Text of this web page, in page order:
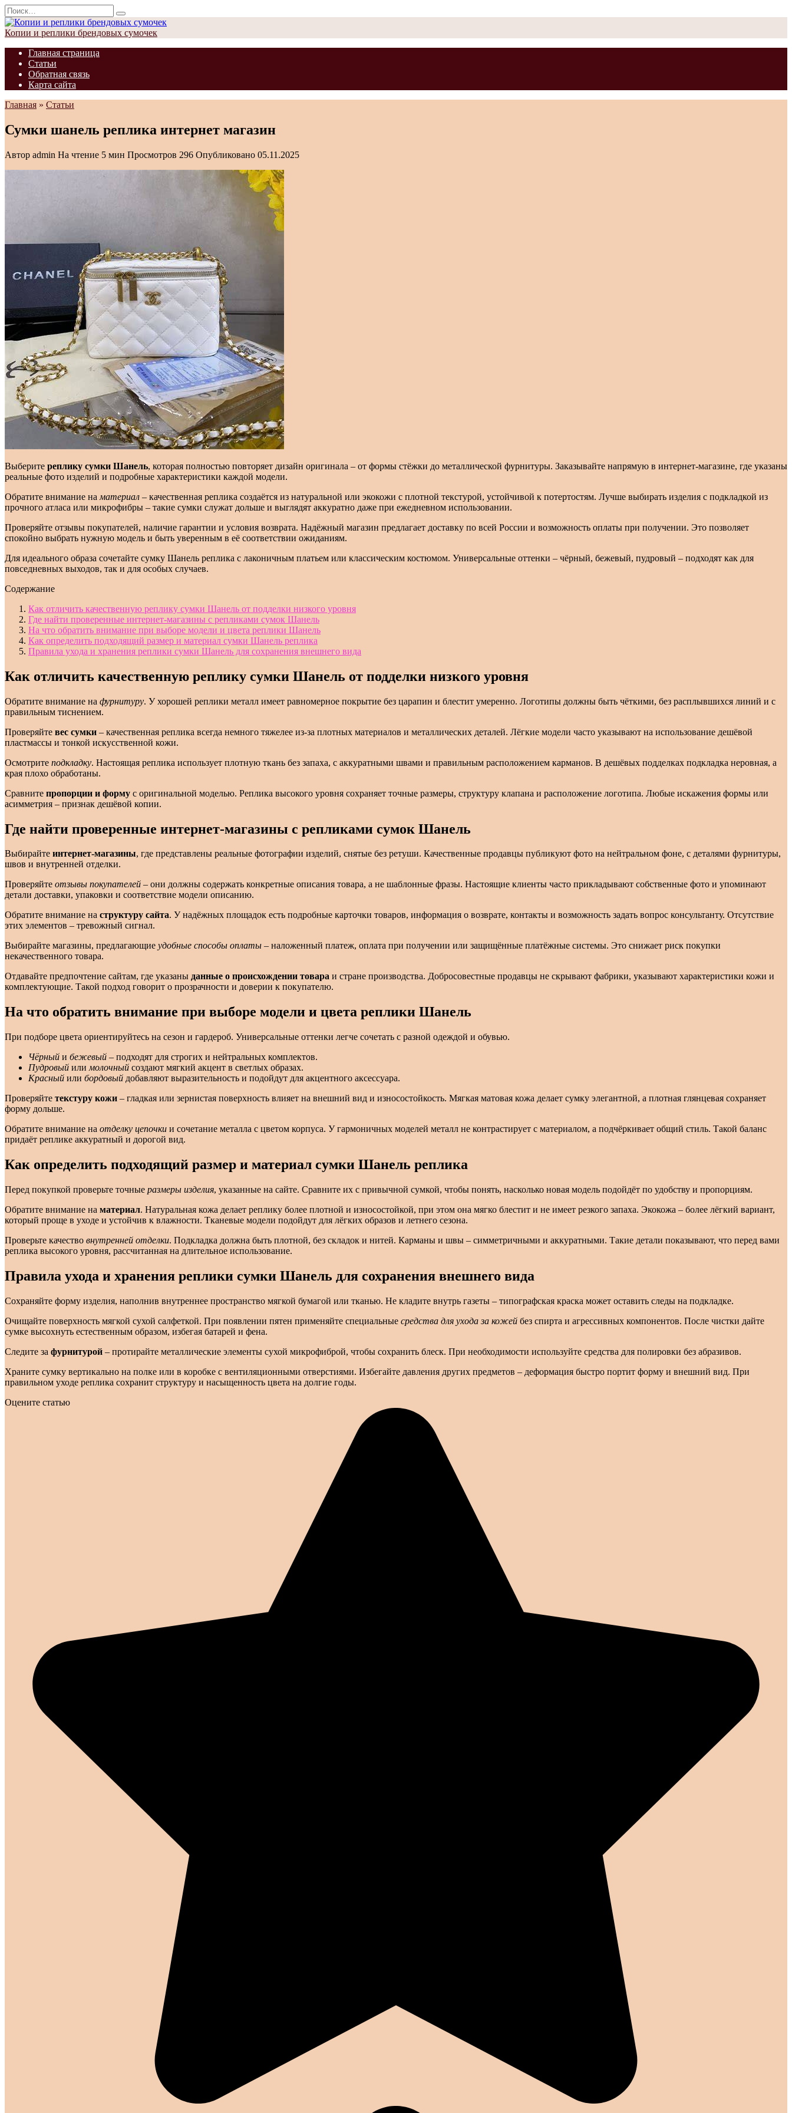
Перейти
к
содержанию
Search
for:
Копии и реплики брендовых сумочек
Главная страница
Статьи
Обратная связь
Карта сайта
Главная » Статьи
Сумки шанель реплика интернет магазин
Автор admin На чтение 5 мин Просмотров 296 Опубликовано 05.11.2025
Выберите реплику сумки Шанель, которая полностью повторяет дизайн оригинала – от формы стёжки до металлической фурнитуры. Заказывайте напрямую в интернет-магазине, где указаны
реальные фото изделий и подробные характеристики каждой модели.
Обратите внимание на материал – качественная реплика создаётся из натуральной или экокожи с плотной текстурой, устойчивой к потертостям. Лучше выбирать изделия с подкладкой из
прочного атласа или микрофибры – такие сумки служат дольше и выглядят аккуратно даже при ежедневном использовании.
Проверяйте отзывы покупателей, наличие гарантии и условия возврата. Надёжный магазин предлагает доставку по всей России и возможность оплаты при получении. Это позволяет
спокойно выбрать нужную модель и быть уверенным в её соответствии ожиданиям.
Для идеального образа сочетайте сумку Шанель реплика с лаконичным платьем или классическим костюмом. Универсальные оттенки – чёрный, бежевый, пудровый – подходят как для
повседневных выходов, так и для особых случаев.
Содержание
Как отличить качественную реплику сумки Шанель от подделки низкого уровня
Где найти проверенные интернет-магазины с репликами сумок Шанель
На что обратить внимание при выборе модели и цвета реплики Шанель
Как определить подходящий размер и материал сумки Шанель реплика
Правила ухода и хранения реплики сумки Шанель для сохранения внешнего вида
Как отличить качественную реплику сумки Шанель от подделки низкого уровня
Обратите внимание на фурнитуру. У хорошей реплики металл имеет равномерное покрытие без царапин и блестит умеренно. Логотипы должны быть чёткими, без расплывшихся линий и с
правильным тиснением.
Проверяйте вес сумки – качественная реплика всегда немного тяжелее из-за плотных материалов и металлических деталей. Лёгкие модели часто указывают на использование дешёвой
пластмассы и тонкой искусственной кожи.
Осмотрите подкладку. Настоящая реплика использует плотную ткань без запаха, с аккуратными швами и правильным расположением карманов. В дешёвых подделках подкладка неровная, а
края плохо обработаны.
Сравните пропорции и форму с оригинальной моделью. Реплика высокого уровня сохраняет точные размеры, структуру клапана и расположение логотипа. Любые искажения формы или
асимметрия – признак дешёвой копии.
Где найти проверенные интернет-магазины с репликами сумок Шанель
Выбирайте интернет-магазины, где представлены реальные фотографии изделий, снятые без ретуши. Качественные продавцы публикуют фото на нейтральном фоне, с деталями фурнитуры,
швов и внутренней отделки.
Проверяйте отзывы покупателей – они должны содержать конкретные описания товара, а не шаблонные фразы. Настоящие клиенты часто прикладывают собственные фото и упоминают
детали доставки, упаковки и соответствие модели описанию.
Обратите внимание на структуру сайта. У надёжных площадок есть подробные карточки товаров, информация о возврате, контакты и возможность задать вопрос консультанту. Отсутствие
этих элементов – тревожный сигнал.
Выбирайте магазины, предлагающие удобные способы оплаты – наложенный платеж, оплата при получении или защищённые платёжные системы. Это снижает риск покупки
некачественного товара.
Отдавайте предпочтение сайтам, где указаны данные о происхождении товара и стране производства. Добросовестные продавцы не скрывают фабрики, указывают характеристики кожи и
комплектующие. Такой подход говорит о прозрачности и доверии к покупателю.
На что обратить внимание при выборе модели и цвета реплики Шанель
При подборе цвета ориентируйтесь на сезон и гардероб. Универсальные оттенки легче сочетать с разной одеждой и обувью.
Чёрный и бежевый – подходят для строгих и нейтральных комплектов.
Пудровый или молочный создают мягкий акцент в светлых образах.
Красный или бордовый добавляют выразительность и подойдут для акцентного аксессуара.
Проверяйте текстуру кожи – гладкая или зернистая поверхность влияет на внешний вид и износостойкость. Мягкая матовая кожа делает сумку элегантной, а плотная глянцевая сохраняет
форму дольше.
Обратите внимание на отделку цепочки и сочетание металла с цветом корпуса. У гармоничных моделей металл не контрастирует с материалом, а подчёркивает общий стиль. Такой баланс
придаёт реплике аккуратный и дорогой вид.
Как определить подходящий размер и материал сумки Шанель реплика
Перед покупкой проверьте точные размеры изделия, указанные на сайте. Сравните их с привычной сумкой, чтобы понять, насколько новая модель подойдёт по удобству и пропорциям.
Обратите внимание на материал. Натуральная кожа делает реплику более плотной и износостойкой, при этом она мягко блестит и не имеет резкого запаха. Экокожа – более лёгкий вариант,
который проще в уходе и устойчив к влажности. Тканевые модели подойдут для лёгких образов и летнего сезона.
Проверьте качество внутренней отделки. Подкладка должна быть плотной, без складок и нитей. Карманы и швы – симметричными и аккуратными. Такие детали показывают, что перед вами
реплика высокого уровня, рассчитанная на длительное использование.
Правила ухода и хранения реплики сумки Шанель для сохранения внешнего вида
Сохраняйте форму изделия, наполнив внутреннее пространство мягкой бумагой или тканью. Не кладите внутрь газеты – типографская краска может оставить следы на подкладке.
Очищайте поверхность мягкой сухой салфеткой. При появлении пятен применяйте специальные средства для ухода за кожей без спирта и агрессивных компонентов. После чистки дайте
сумке высохнуть естественным образом, избегая батарей и фена.
Следите за фурнитурой – протирайте металлические элементы сухой микрофиброй, чтобы сохранить блеск. При необходимости используйте средства для полировки без абразивов.
Храните сумку вертикально на полке или в коробке с вентиляционными отверстиями. Избегайте давления других предметов – деформация быстро портит форму и внешний вид. При
правильном уходе реплика сохранит структуру и насыщенность цвета на долгие годы.
Оцените статью